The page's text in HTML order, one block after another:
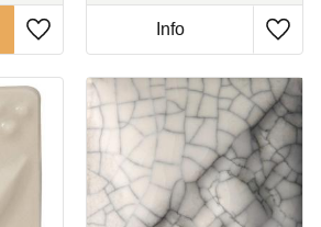
Lägg till i favoriter Lägg
Info